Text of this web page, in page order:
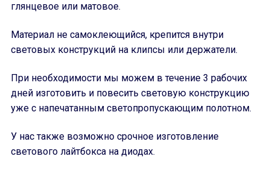
глянцевое или матовое.
Материал не самоклеющийся, крепится внутри
световых конструкций на клипсы или держатели.
При необходимости мы можем в течение 3 рабочих
дней изготовить и повесить световую конструкцию
уже с напечатанным светопропускающим полотном.
У нас также возможно срочное изготовление
светового лайтбокса на диодах.